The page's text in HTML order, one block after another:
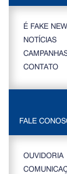
É FAKE
NOTÍCIAS
CONTATO
FALE
OUVIDORIA